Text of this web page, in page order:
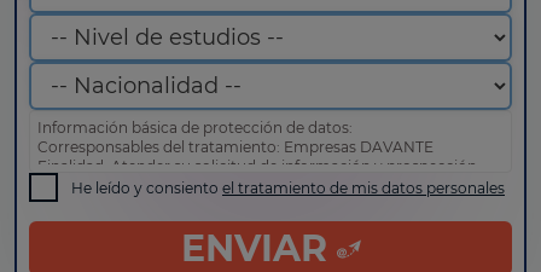
Información básica de protección de datos:
Corresponsables del tratamiento: Empresas DAVANTE
Finalidad: Atender su solicitud de información y prospección
comercial
Derechos: Puede acceder, rectificar y suprimir sus datos, así
como otros derechos tal y como se explica en nuestrapolítica
He leído y consiento el tratamiento de mis datos personales
ENVIAR